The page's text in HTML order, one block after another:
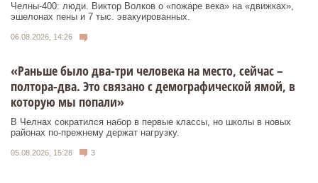
Челны-400: люди. Виктор Волков о «пожаре века» на «движках»,
эшелонах пены и 7 тыс. эвакуированных.
06.08.2026, 14:26
«Раньше было два-три человека на место, сейчас –
полтора-два. Это связано с демографической ямой, в
которую мы попали»
В Челнах сократился набор в первые классы, но школы в новых
районах по-прежнему держат нагрузку.
05.08.2026, 15:28 3